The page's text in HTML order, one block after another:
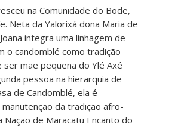
na Comunidade do Bode,
Neta da Yalorixá dona Maria de
integra uma linhagem de
o candomblé como tradição
ser mãe pequena do Ylé Axé
pessoa na hierarquia de
de Candomblé, ela é
da tradição afro-
Nação de Maracatu Encanto do